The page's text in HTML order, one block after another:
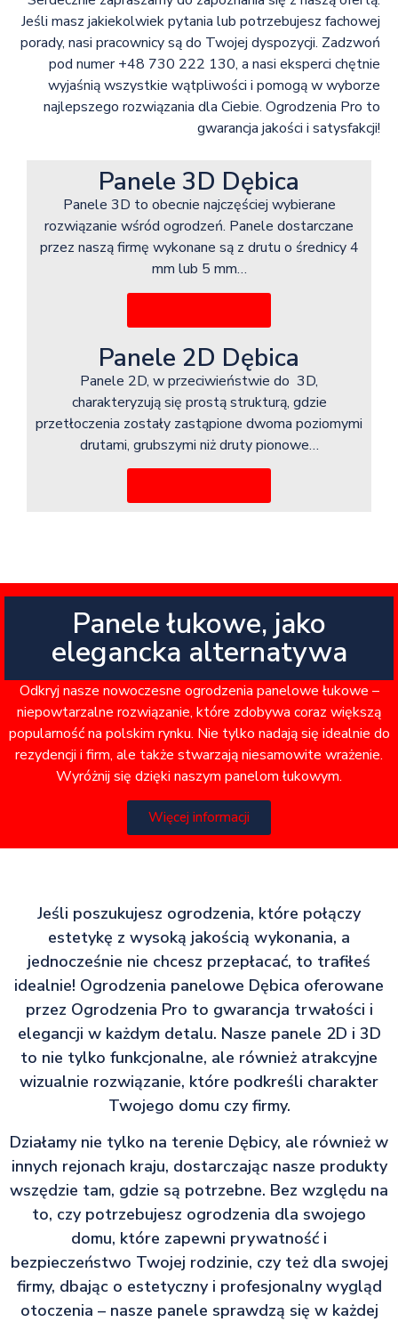
Jeśli masz jakiekolwiek pytania lub potrzebujesz fachowej
porady, nasi pracownicy są do Twojej dyspozycji. Zadzwoń
pod numer +48 730 222 130, a nasi eksperci chętnie
wyjaśnią wszystkie wątpliwości i pomogą w wyborze
najlepszego rozwiązania dla Ciebie. Ogrodzenia Pro to
gwarancja jakości i satysfakcji!
Panele 3D Dębica
Panele 3D to obecnie najczęściej wybierane
rozwiązanie wśród ogrodzeń. Panele dostarczane
przez naszą firmę wykonane są z drutu o średnicy 4
mm lub 5 mm…
Panele 2D Dębica
Panele 2D, w przeciwieństwie do 3D,
charakteryzują się prostą strukturą, gdzie
przetłoczenia zostały zastąpione dwoma poziomymi
drutami, grubszymi niż druty pionowe…
Panele łukowe, jako
elegancka alternatywa
Odkryj nasze nowoczesne ogrodzenia panelowe łukowe –
niepowtarzalne rozwiązanie, które zdobywa coraz większą
popularność na polskim rynku. Nie tylko nadają się idealnie do
rezydencji i firm, ale także stwarzają niesamowite wrażenie.
Wyróżnij się dzięki naszym panelom łukowym.
Więcej informacji
Jeśli poszukujesz ogrodzenia, które połączy
estetykę z wysoką jakością wykonania, a
jednocześnie nie chcesz przepłacać, to trafiłeś
idealnie! Ogrodzenia panelowe Dębica oferowane
przez Ogrodzenia Pro to gwarancja trwałości i
elegancji w każdym detalu. Nasze panele 2D i 3D
to nie tylko funkcjonalne, ale również atrakcyjne
wizualnie rozwiązanie, które podkreśli charakter
Twojego domu czy firmy.
Działamy nie tylko na terenie Dębicy, ale również w
innych rejonach kraju, dostarczając nasze produkty
wszędzie tam, gdzie są potrzebne. Bez względu na
to, czy potrzebujesz ogrodzenia dla swojego
domu, które zapewni prywatność i
bezpieczeństwo Twojej rodzinie, czy też dla swojej
firmy, dbając o estetyczny i profesjonalny wygląd
otoczenia – nasze panele sprawdzą się w każdej